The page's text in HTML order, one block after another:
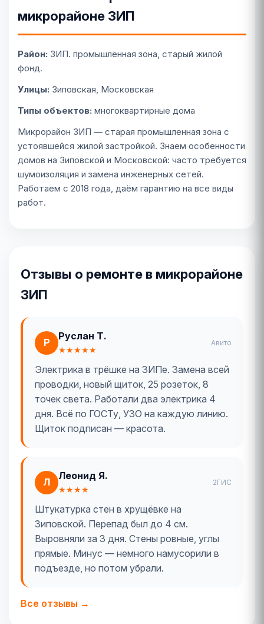
микрорайоне ЗИП
Район: ЗИП. промышленная зона, старый жилой
фонд.
Улицы: Зиповская, Московская
Типы объектов: многоквартирные дома
Микрорайон ЗИП — старая промышленная зона с
устоявшейся жилой застройкой. Знаем особенности
домов на Зиповской и Московской: часто требуется
шумоизоляция и замена инженерных сетей.
Работаем с 2018 года, даём гарантию на все виды
работ.
Отзывы о ремонте в микрорайоне
ЗИП
Р
Руслан Т.
★★★★★
Авито
Электрика в трёшке на ЗИПе. Замена всей
проводки, новый щиток, 25 розеток, 8
точек света. Работали два электрика 4
дня. Всё по ГОСТу, УЗО на каждую линию.
Щиток подписан — красота.
Л
Леонид Я.
★★★★
2ГИС
Штукатурка стен в хрущёвке на
Зиповской. Перепад был до 4 см.
Выровняли за 3 дня. Стены ровные, углы
прямые. Минус — немного намусорили в
подъезде, но потом убрали.
Все отзывы →